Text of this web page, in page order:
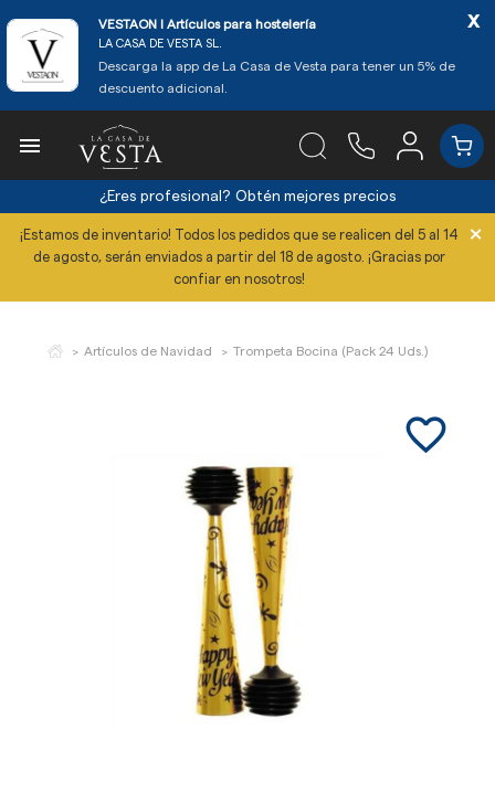
VESTAON l Artículos para hostelería
LA CASA DE VESTA SL.
Descarga la app de La Casa de Vesta para tener un 5% de
descuento adicional.
x

¿Eres profesional? Obtén mejores precios
¡Estamos de inventario! Todos los pedidos que se realicen del 5 al 14
de agosto, serán enviados a partir del 18 de agosto. ¡Gracias por
confiar en nosotros!
×
Artículos de Navidad Trompeta Bocina (Pack 24 Uds.)
favorite_border